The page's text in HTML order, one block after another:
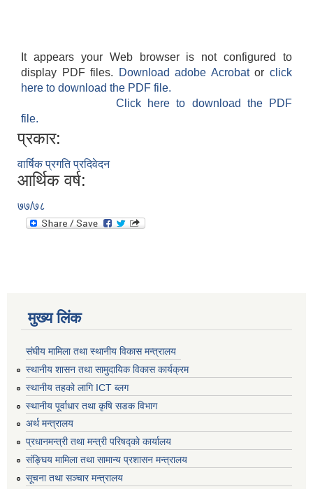
It appears your Web browser is not configured to
display PDF files.
Download adobe Acrobatorclick
here to download the PDF file.
Click here to download the PDF
file.
प्रकार:
वार्षिक प्रगति प्रदिवेदन
आर्थिक वर्ष:
७७/७८
मुख्य लिंक
संघीय मामिला तथा स्थानीय विकास मन्त्रालय
स्थानीय शासन तथा सामुदायिक विकास कार्यक्रम
स्थानीय तहको लागि ICT ब्लग
स्थानीय पूर्वाधार तथा कृषि सडक विभाग
अर्थ मन्त्रालय
प्रधानमन्त्री तथा मन्त्री परिषद्काे कार्यालय
संङ्घिय मामिला तथा सामान्य प्रशासन मन्त्रालय
सूचना तथा सञ्चार मन्त्रालय